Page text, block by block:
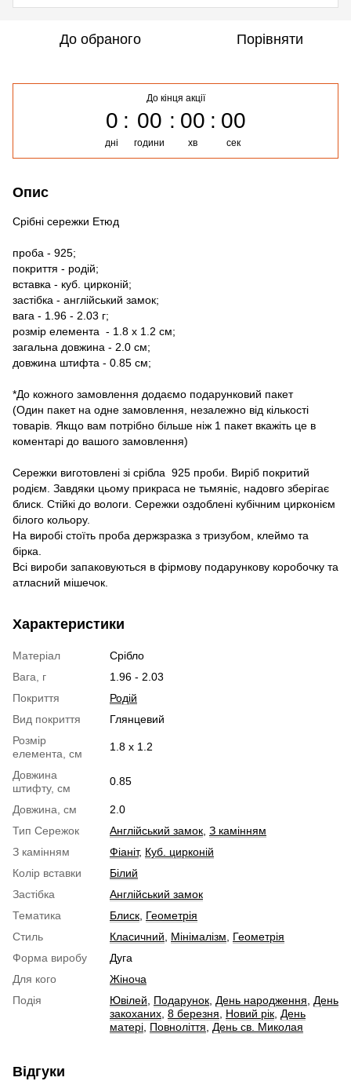
До обраного Порівняти
До кінця акції
0
дні
00
години
00
хв
00
сек
Опис
Срібні сережки Етюд
проба - 925;
покриття - родій;
вставка - куб. цирконій;
застібка - англійський замок;
вага - 1.96 - 2.03 г;
розмір елемента - 1.8 х 1.2 см;
загальна довжина - 2.0 см;
довжина штифта - 0.85 см;
*До кожного замовлення додаємо подарунковий пакет
(Один пакет на одне замовлення, незалежно від кількості
товарів. Якщо вам потрібно більше ніж 1 пакет вкажіть це в
коментарі до вашого замовлення)
Сережки виготовлені зі срібла 925 проби. Виріб покритий
родієм. Завдяки цьому прикраса не тьмяніє, надовго зберігає
блиск. Стійкі до вологи. Сережки оздоблені кубічним цирконієм
білого кольору.
На виробі стоїть проба держзразка з тризубом, клеймо та
бірка.
Всі вироби запаковуються в фірмову подарункову коробочку та
атласний мішечок.
Характеристики
Матеріал
Срібло
Вага, г
1.96 - 2.03
Покриття
Родій
Вид покриття
Глянцевий
Розмір
елемента, см
1.8 х 1.2
Довжина
штифту, см
0.85
Довжина, см
2.0
Тип Сережок
Англійський замок З камінням
З камінням
Фіаніт, Куб. цирконій
Колір вставки
Білий
Застібка
Англійський замок
Тематика
Блиск Геометрія
Стиль
Класичний Мінімалізм
Геометрія
Форма виробу
Дуга
Для кого
Жіноча
Подія
Ювілей Подарунок День народження
День
закоханих 8 березня Новий рік День
матері Повноліття День св. Миколая
Відгуки